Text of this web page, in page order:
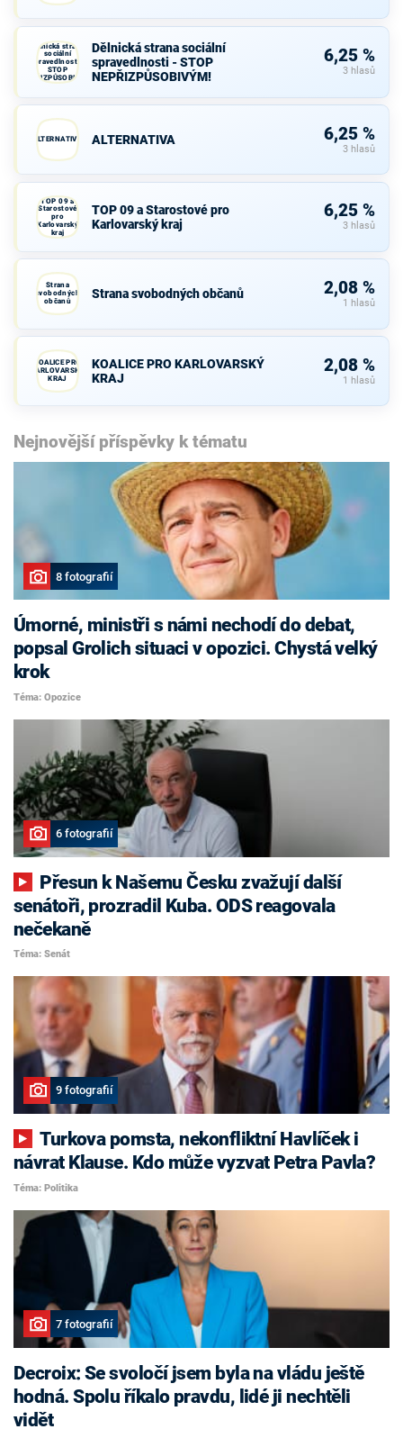
Dělnická strana
sociální
spravedlnosti -
STOP
NEPŘIZPŮSOBIVÝM!
Dělnická strana sociální
spravedlnosti - STOP
NEPŘIZPŮSOBIVÝM!
6,25 %
3 hlasů
ALTERNATIVA ALTERNATIVA 6,25 %
3 hlasů
TOP 09 a
Starostové
pro
Karlovarský
kraj
TOP 09 a Starostové pro
Karlovarský kraj
6,25 %
3 hlasů
Strana
svobodných
občanů
Strana svobodných občanů 2,08 %
1 hlasů
KOALICE PRO
KARLOVARSKÝ
KRAJ
KOALICE PRO KARLOVARSKÝ
KRAJ
2,08 %
1 hlasů
Nejnovější příspěvky k tématu
8 fotografií
Úmorné, ministři s námi nechodí do debat,
popsal Grolich situaci v opozici. Chystá velký
krok
Téma: Opozice
6 fotografií
senátoři, prozradil Kuba. ODS reagovala
nečekaně
Téma: Senát
9 fotografií
Turkova pomsta, nekonfliktní Havlíček i
návrat Klause. Kdo může vyzvat Petra Pavla?
Téma: Politika
7 fotografií
Decroix: Se svoločí jsem byla na vládu ještě
hodná. Spolu říkalo pravdu, lidé ji nechtěli
vidět